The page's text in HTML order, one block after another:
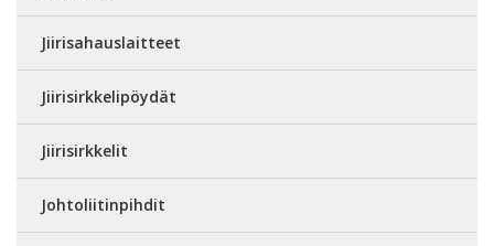
Jiirisahauslaitteet
Jiirisirkkelipöydät
Jiirisirkkelit
Johtoliitinpihdit